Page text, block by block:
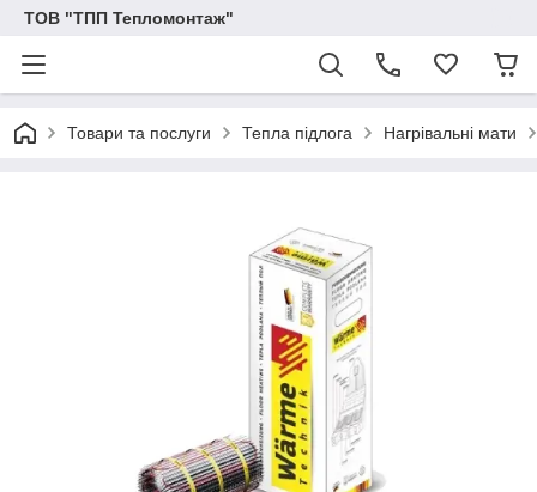
ТОВ "ТПП Тепломонтаж"
Товари та послуги Тепла підлога Нагрівальні мати